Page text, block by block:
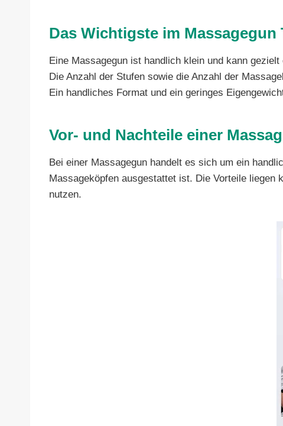
Das Wichtigste im Massagegun
Eine Massagegun ist handlich klein und kann
Die Anzahl der Stufen sowie die Anzahl der
Ein handliches Format und ein geringes
Vor- und Nachteile einer
Bei einer Massagegun handelt es sich um ein
Massageköpfen ausgestattet ist. Die Vorteile
nutzen.